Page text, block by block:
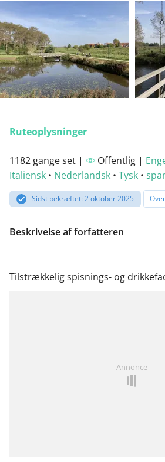
Ruteoplysninger
1182 gange set | Offentlig |
Italiensk • Nederlandsk • Tysk •
Sidst bekræftet: 2 oktober 2025
Beskrivelse af forfatteren
Tilstrækkelig spisnings- og
Annonce